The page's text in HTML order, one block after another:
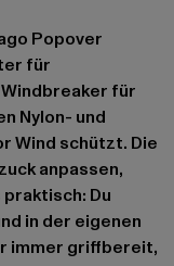
Popover
für
für
Nylon- und
Wind schützt. Die
anpassen,
Du
in der eigenen
immer griffbereit,